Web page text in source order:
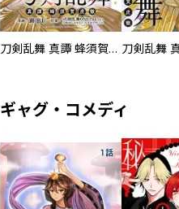
刀剣乱舞 真譚 蜂須賀虎徹 連載版
ギャグ・コメディ